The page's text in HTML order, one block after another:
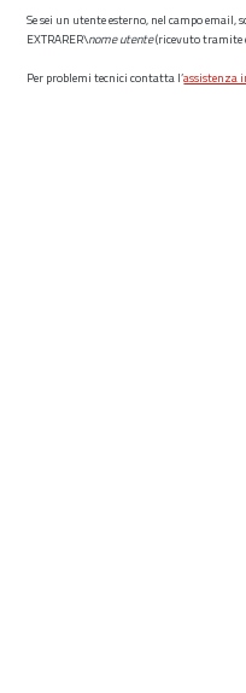
Se sei un utente esterno, nel campo email,
EXTRARER\nome utente(ricevuto tramite
Per problemi tecnici contatta l’assistenza